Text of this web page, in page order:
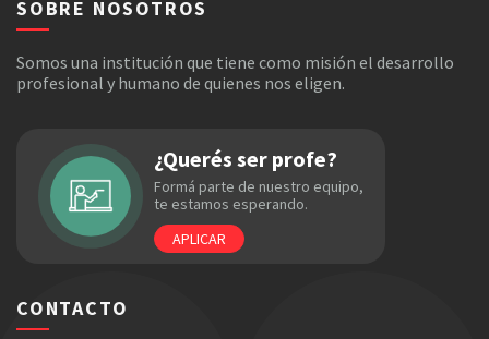
SOBRE NOSOTROS
Somos una institución que tiene como misión el desarrollo
profesional y humano de quienes nos eligen.
¿Querés ser profe?
Formá parte de nuestro equipo,
te estamos esperando.
APLICAR
CONTACTO